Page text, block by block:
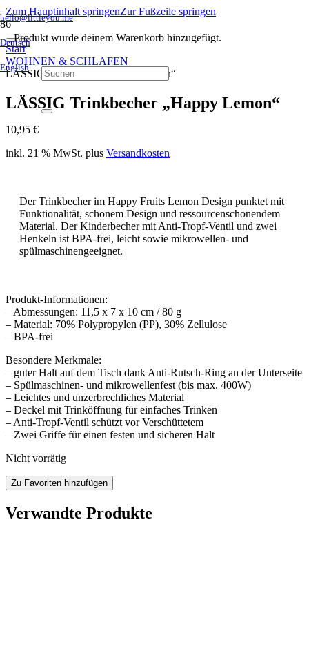
Zum Hauptinhalt springenZur Fußzeile springen
hello@littleyou.me
Deutsch
English
Produkt wurde deinem Warenkorb hinzugefügt.
Start
WOHNEN & SCHLAFEN
LÄSSIG Trinkbecher „Happy Lemon“
LÄSSIG Trinkbecher „Happy Lemon“
10,95 €
inkl. 21 % MwSt. plus Versandkosten
Der Trinkbecher im Happy Fruits Lemon Design punktet mit
Funktionalität, schönem Design und ressourcenschonendem
Material. Der Kinderbecher mit Anti-Tropf-Ventil und zwei
Henkeln ist BPA-frei, leicht sowie mikrowellen- und
spülmaschinengeeignet.
Produkt-Informationen:
– Abmessungen: 11,5 x 7 x 10 cm / 80 g
– Material: 70% Polypropylen (PP), 30% Zellulose
– BPA-frei
Besondere Merkmale:
– guter Halt auf dem Tisch dank Anti-Rutsch-Ring an der Unterseite
– Spülmaschinen- und mikrowellenfest (bis max. 400W)
– Leichtes und unzerbrechliches Material
– Deckel mit Trinköffnung für einfaches Trinken
– Anti-Tropf-Ventil schützt vor Verschüttetem
– Zwei Griffe für einen festen und sicheren Halt
Nicht vorrätig
Zu Favoriten hinzufügen
Verwandte Produkte